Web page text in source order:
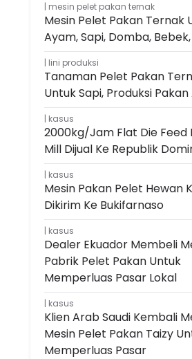
mesin pelet pakan ternak
Mesin Pelet Pakan Ternak
Ayam, Sapi, Domba,
lini produksi
Tanaman Pelet Pakan
Untuk Sapi, Produksi
kasus
2000kg/jam Flat Die Feed
Mill Dijual Ke Republik
kasus
Mesin Pakan Pelet Hewan
Dikirim Ke Bukifarnaso
kasus
Dealer Ekuador Membeli
Pabrik Pelet Pakan Untuk
Memperluas Pasar Lokal
kasus
Klien Arab Saudi Kembali
Mesin Pelet Pakan Taizy
Memperluas Pasar